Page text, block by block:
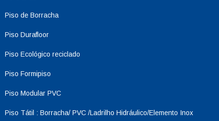
Piso de Borracha
Piso Durafloor
Piso Ecológico reciclado
Piso Formipiso
Piso Modular PVC
Piso Tátil : Borracha/ PVC /Ladrilho Hidráulico/Elemento Inox